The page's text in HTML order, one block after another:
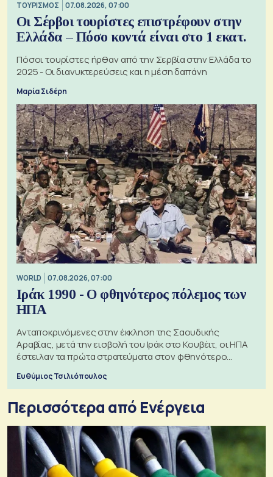
ΤΟΥΡΙΣΜΟΣ 07.08.2026, 07:00
Οι Σέρβοι τουρίστες επιστρέφουν στην
Ελλάδα – Πόσο κοντά είναι στο 1 εκατ.
Πόσοι τουρίστες ήρθαν από την Σερβία στην Ελλάδα το
2025 - Οι διανυκτερεύσεις και η μέση δαπάνη
Μαρία Σιδέρη
WORLD 07.08.2026, 07:00
Ιράκ 1990 - Ο φθηνότερος πόλεμος των
ΗΠΑ
Ανταποκρινόμενες στην έκκληση της Σαουδικής
Αραβίας, μετά την εισβολή του Ιράκ στο Κουβέιτ, οι ΗΠΑ
έστειλαν τα πρώτα στρατεύματα στον φθηνότερο
Ευθύμιος Τσιλιόπουλος
Περισσότερα από Ενέργεια